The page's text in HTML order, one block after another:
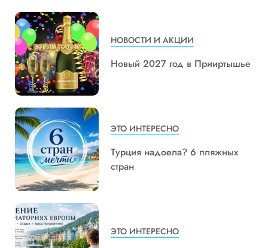
НОВОСТИ И АКЦИИ
Новый 2027 год в Прииртышье
ЭТО ИНТЕРЕСНО
Турция надоела? 6 пляжных
стран
ЭТО ИНТЕРЕСНО